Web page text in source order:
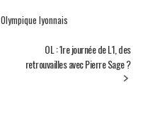
Olympique lyonnais
OL : 1re journée de L1, des
retrouvailles avec Pierre Sage ?